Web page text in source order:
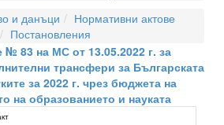
и данъци
Нормативни актове
Постановления
№ 83 на МС от 13.05.2022 г. за
трансфери за Българската
за 2022 г. чрез бюджета на
на образованието и науката